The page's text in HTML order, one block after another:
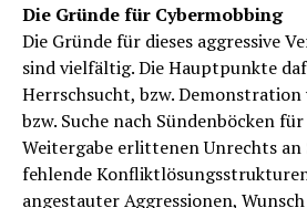
Die Gründe für Cybermobbing
Die Gründe für dieses aggressive
sind vielfältig. Die Hauptpunkte
Herrschsucht, bzw.
bzw. Suche nach Sündenböcken
Weitergabe erlittenen Unrechts an
fehlende
angestauter Aggressionen,